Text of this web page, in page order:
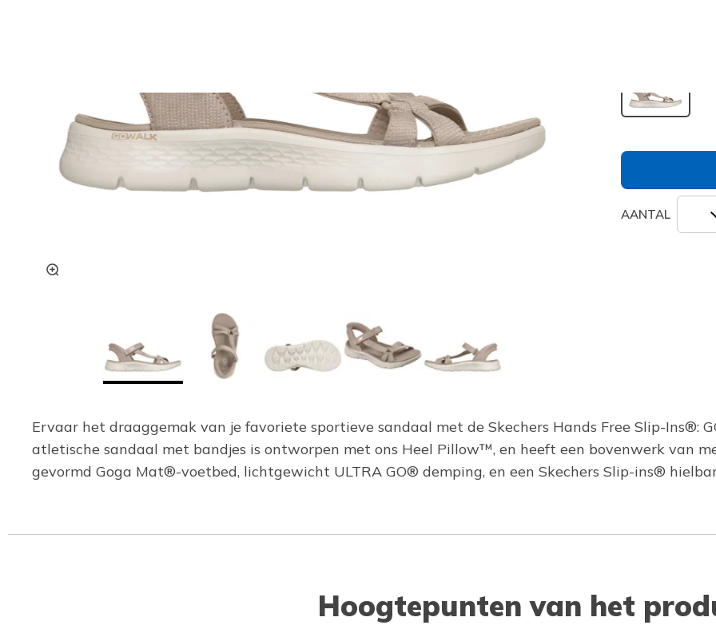
AANTAL
Ervaar het draaggemak van je favoriete sportieve sandaal met de Skechers Hands Free Slip-Ins®:
atletische sandaal met bandjes is ontworpen met ons Heel Pillow™, en heeft een bovenwerk van
gevormd Goga Mat®-voetbed, lichtgewicht ULTRA GO® demping, en een Skechers Slip-ins®
Hoogtepunten van het